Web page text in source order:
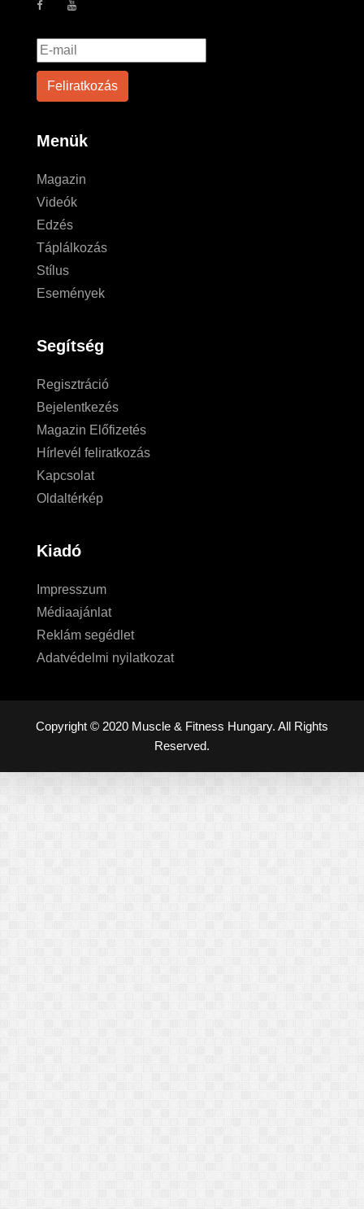
Menük
Magazin
Videók
Edzés
Táplálkozás
Stílus
Események
Segítség
Regisztráció
Bejelentkezés
Magazin Előfizetés
Hírlevél feliratkozás
Kapcsolat
Oldaltérkép
Kiadó
Impresszum
Médiaajánlat
Reklám segédlet
Adatvédelmi nyilatkozat
Copyright © 2020 Muscle & Fitness Hungary. All Rights
Reserved.